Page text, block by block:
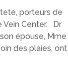
porteurs de
Vein Center. Dr
épouse, Mme
des plaies, ont